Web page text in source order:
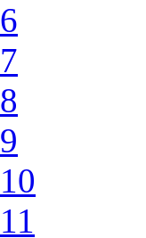
6
7
8
9
10
11